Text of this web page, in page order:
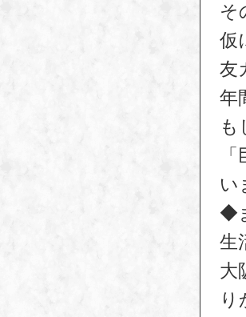
そ
仮
友
年
も
い
◆
生
大
り